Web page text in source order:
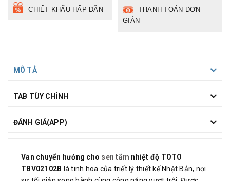
CHIẾT KHẤU HẤP DẪN
THANH TOÁN ĐƠN
GIẢN
MÔ TẢ
TAB TÙY CHỈNH
ĐÁNH GIÁ(APP)
Van chuyển hướng cho sen tắm nhiệt độ TOTO
TBV02102B là tinh hoa của triết lý thiết kế Nhật Bản, nơi